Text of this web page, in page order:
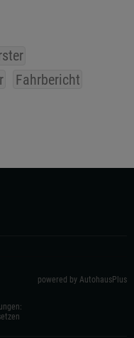
Fahrbericht
powered by AutohausPlus